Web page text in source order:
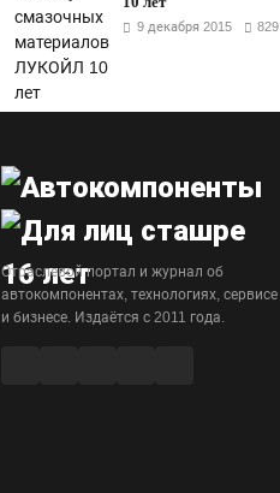
9 декабря 2015 829
Отраслевой портал и журнал об
автокомпонентах, технологиях, сервисе
и бизнесе. Издаётся с 2011 года.